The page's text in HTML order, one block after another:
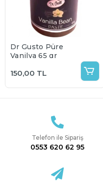
Dr Gusto Püre
Vanilya 65 gr
150,00 TL
Telefon ile Sipariş
0553 620 62 95